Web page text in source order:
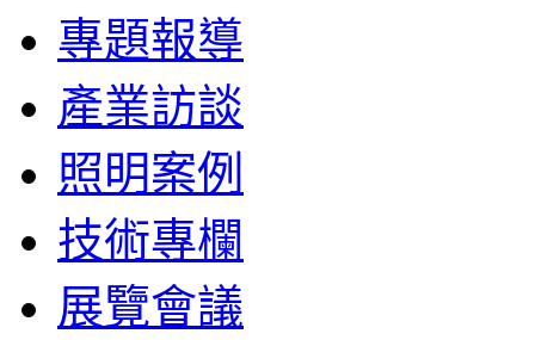
專題報導
產業訪談
照明案例
技術專欄
展覽會議